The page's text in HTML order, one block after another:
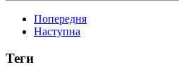
Попередня
Наступна
Теги